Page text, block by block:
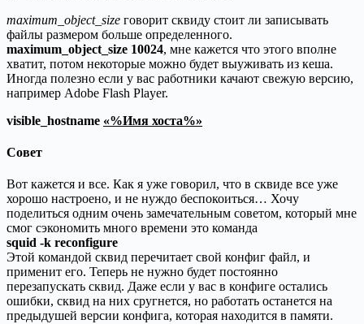
maximum_object_size говорит сквиду стоит ли записывать
файлы размером больше определенного.
maximum_object_size 10024, мне кажется что этого вполне
хватит, потом некоторые можно будет выуживать из кеша.
Иногда полезно если у вас работники качают свежую версию,
например Adobe Flash Player.
visible_hostname «%Имя хоста%»
Совет
Вот кажется и все. Как я уже говорил, что в сквиде все уже
хорошо настроено, и не нуждо беспокоиться… Хочу
поделиться одним очень замечательным советом, который мне
смог сэкономить много времени это команда
squid -k reconfigure
Этой командой сквид перечитает свой конфиг файл, и
применит его. Теперь не нужно будет постоянно
перезапускать сквид. Даже если у вас в конфиге остались
ошибки, сквид на них сругнется, но работать останется на
предыдушей версии конфига, которая находится в памяти.